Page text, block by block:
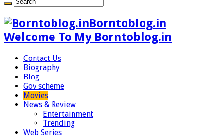
Borntoblog.in
Welcome To My Borntoblog.in
Contact Us
Biography
Blog
Gov scheme
Movies
News & Review
Entertainment
Trending
Web Series